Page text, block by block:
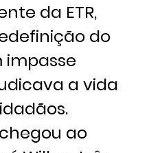
da ETR,
do
impasse
a vida
ao